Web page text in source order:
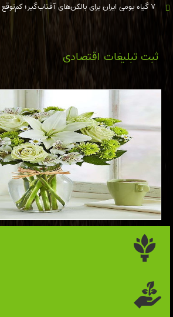
۷ گیاه بومی ایران برای بالکن‌های آفتاب‌گیر؛ کم‌توقع و مقاوم
ثبت تبلیغات اقتصادی